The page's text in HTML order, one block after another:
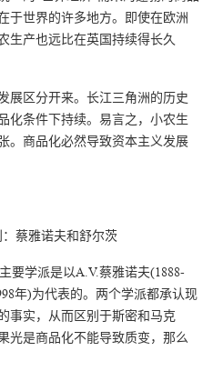
于世界的许多地方。即使在欧洲
生产也远比在英国持续得长久
展区分开来。长江三角洲的历史
化条件下持续。易言之，小农生
。商品化必然导致资本主义发展
蔡雅诺夫和舒尔茨
要学派是以A.V.蔡雅诺夫(1888-
年)为代表的。两个学派都承认现
事实，从而区别于斯密和马克
光是商品化不能导致质变，那么